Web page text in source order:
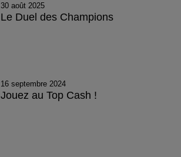
30 août 2025
Le Duel des Champions
16 septembre 2024
Jouez au Top Cash !